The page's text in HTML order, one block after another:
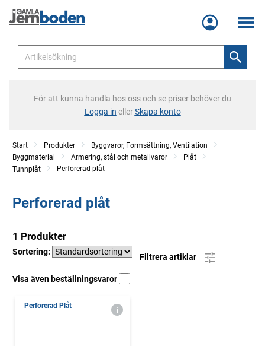
Meny
För att kunna handla hos oss och se priser behöver du
Logga in ellerSkapa konto
Start Produkter
Byggvaror, Formsättning, Ventilation
Byggmaterial
Armering, stål och metallvaror
Plåt
Tunnplåt
Perforerad plåt
Perforerad plåt
1 Produkter
Sortering:
Filtrera artiklar
Visa även beställningsvaror
Perforerad Plåt